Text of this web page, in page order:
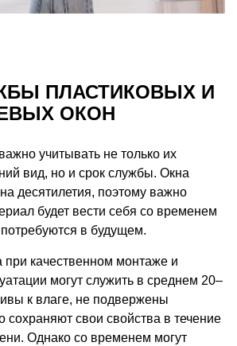
ПЛАСТИКОВЫХ И
ОКОН
учитывать не только их
вид, но и срок службы. Окна
десятилетия, поэтому важно
будет вести себя со временем
в будущем.
при качественном монтаже и
могут служить в среднем 20–
к влаге, не подвержены
сохраняют свои свойства в течение
Однако со временем могут